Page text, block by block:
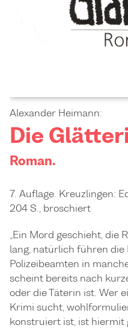
Alexander Heimann:
Die
Roman.
7. Auflage. Kreuzlingen:
204 S., broschiert
„Ein Mord geschieht, die
lang, natürlich führen die
Polizeibeamten in
scheint bereits nach
oder die Täterin ist. Wer
Krimi sucht,
konstruiert ist, ist hiermit